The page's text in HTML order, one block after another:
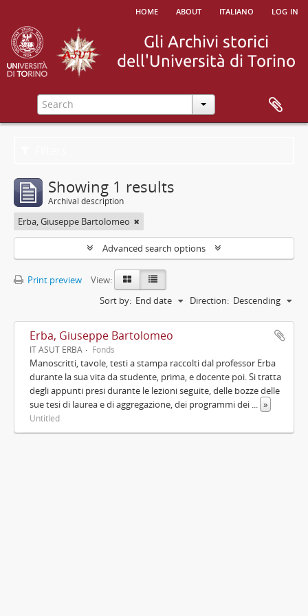
home about italiano log in
Showing 1 results
Archival description
Erba, Giuseppe Bartolomeo
Advanced search options
Print preview
View:
Sort by: End date Direction: Descending
Erba, Giuseppe Bartolomeo
IT ASUT ERBA Fonds
Manoscritti, tavole, testi a stampa raccolti dal professor Erba
durante la sua vita da studente, prima, e docente poi. Si tratta
degli appunti presi durante le lezioni seguite, delle bozze delle
sue tesi di laurea e di aggregazione, dei programmi dei ... »
Untitled